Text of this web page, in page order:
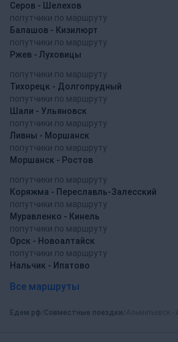
Серов - Шелехов
попутчики по маршруту
Балашов - Кизилюрт
попутчики по маршруту
Ржев - Луховицы
попутчики по маршруту
Тихорецк - Долгопрудный
попутчики по маршруту
Шали - Ульяновск
попутчики по маршруту
Ливны - Моршанск
попутчики по маршруту
Моршанск - Ростов
попутчики по маршруту
Коряжма - Переславль-Залесский
попутчики по маршруту
Муравленко - Кинель
попутчики по маршруту
Орск - Новоалтайск
попутчики по маршруту
Нальчик - Ипатово
Все маршруты
Едем.рф Совместные поездки